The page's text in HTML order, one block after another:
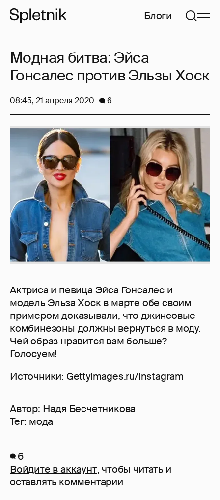
Блоги
Актриса и певица Эйса Гонсалес и
модель Эльза Хоск в марте обе своим
примером доказывали, что джинсовые
комбинезоны должны вернуться в моду.
Чей образ нравится вам больше?
Голосуем!
Источники: Gettyimages.ru/Instagram
Автор: Надя Бесчетникова
Тег: мода
Модная битва: Эйса
Гонсалес против Эльзы Хоск
08:45, 21 апреля 2020 6
6
Войдите в аккаунт, чтобы читать и
оставлять комментарии